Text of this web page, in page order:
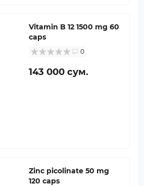
Vitamin B 12 1500 mg 60
caps
0
143 000 сум.
Zinc picolinate 50 mg
120 caps